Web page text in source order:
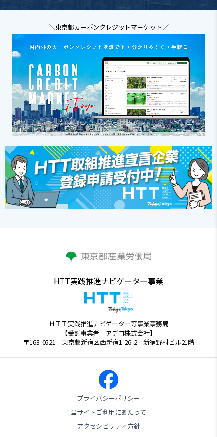
＼東京都カーボンクレジットマーケット／
HTT実践推進ナビゲーター事業
ＨＴＴ実践推進ナビゲーター等事業事務局
【受託事業者 アデコ株式会社】
〒163-0521 東京都新宿区西新宿1-26-2 新宿野村ビル21階
プライバシーポリシー
当サイトご利用にあたって
アクセシビリティ方針